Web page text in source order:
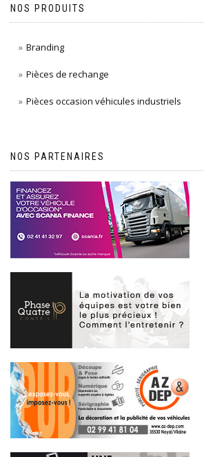
NOS PRODUITS
Branding
Pièces de rechange
Pièces occasion véhicules industriels
NOS PARTENAIRES